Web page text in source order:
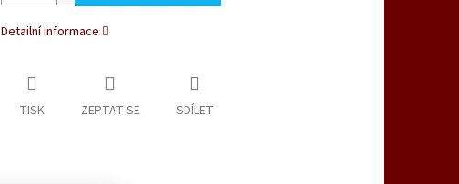
Detailní informace
TISK ZEPTAT SE SDÍLET